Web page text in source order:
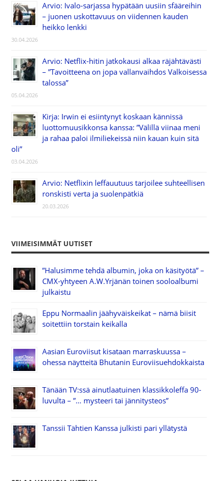
Arvio: Ivalo-sarjassa hypätään uusiin sfääreihin
– juonen uskottavuus on viidennen kauden
heikko lenkki
30.04.2026
Arvio: Netflix-hitin jatkokausi alkaa räjähtävästi
– ”Tavoitteena on jopa vallanvaihdos Valkoisessa
talossa”
05.04.2026
Kirja: Irwin ei esiintynyt koskaan kännissä
luottomuusikkonsa kanssa: ”Välillä viinaa meni
ja rahaa paloi ilmiliekeissä niin kauan kuin sitä
oli”
03.04.2026
Arvio: Netflixin leffauutuus tarjoilee suhteellisen
ronskisti verta ja suolenpätkiä
20.03.2026
VIIMEISIMMÄT UUTISET
”Halusimme tehdä albumin, joka on käsityötä” –
CMX-yhtyeen A.W.Yrjänän toinen sooloalbumi
julkaistu
Eppu Normaalin jäähyväiskeikat – nämä biisit
soitettiin torstain keikalla
Aasian Euroviisut kisataan marraskuussa –
ohessa näytteitä Bhutanin Euroviisuehdokkaista
Tänään TV:ssä ainutlaatuinen klassikkoleffa 90-
luvulta – ”… mysteeri tai jännitysteos”
Tanssii Tähtien Kanssa julkisti pari yllätystä